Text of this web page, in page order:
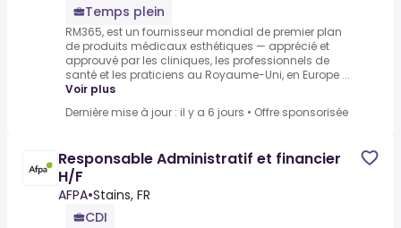
Temps plein
RM365, est un fournisseur mondial de premier plan
de produits médicaux esthétiques — apprécié et
approuvé par les cliniques, les professionnels de
santé et les praticiens au Royaume-Uni, en Europe ...
Voir plus
Dernière mise à jour : il y a 6 jours • Offre sponsorisée
Responsable Administratif et financier
H/F
AFPA•Stains, FR
CDI